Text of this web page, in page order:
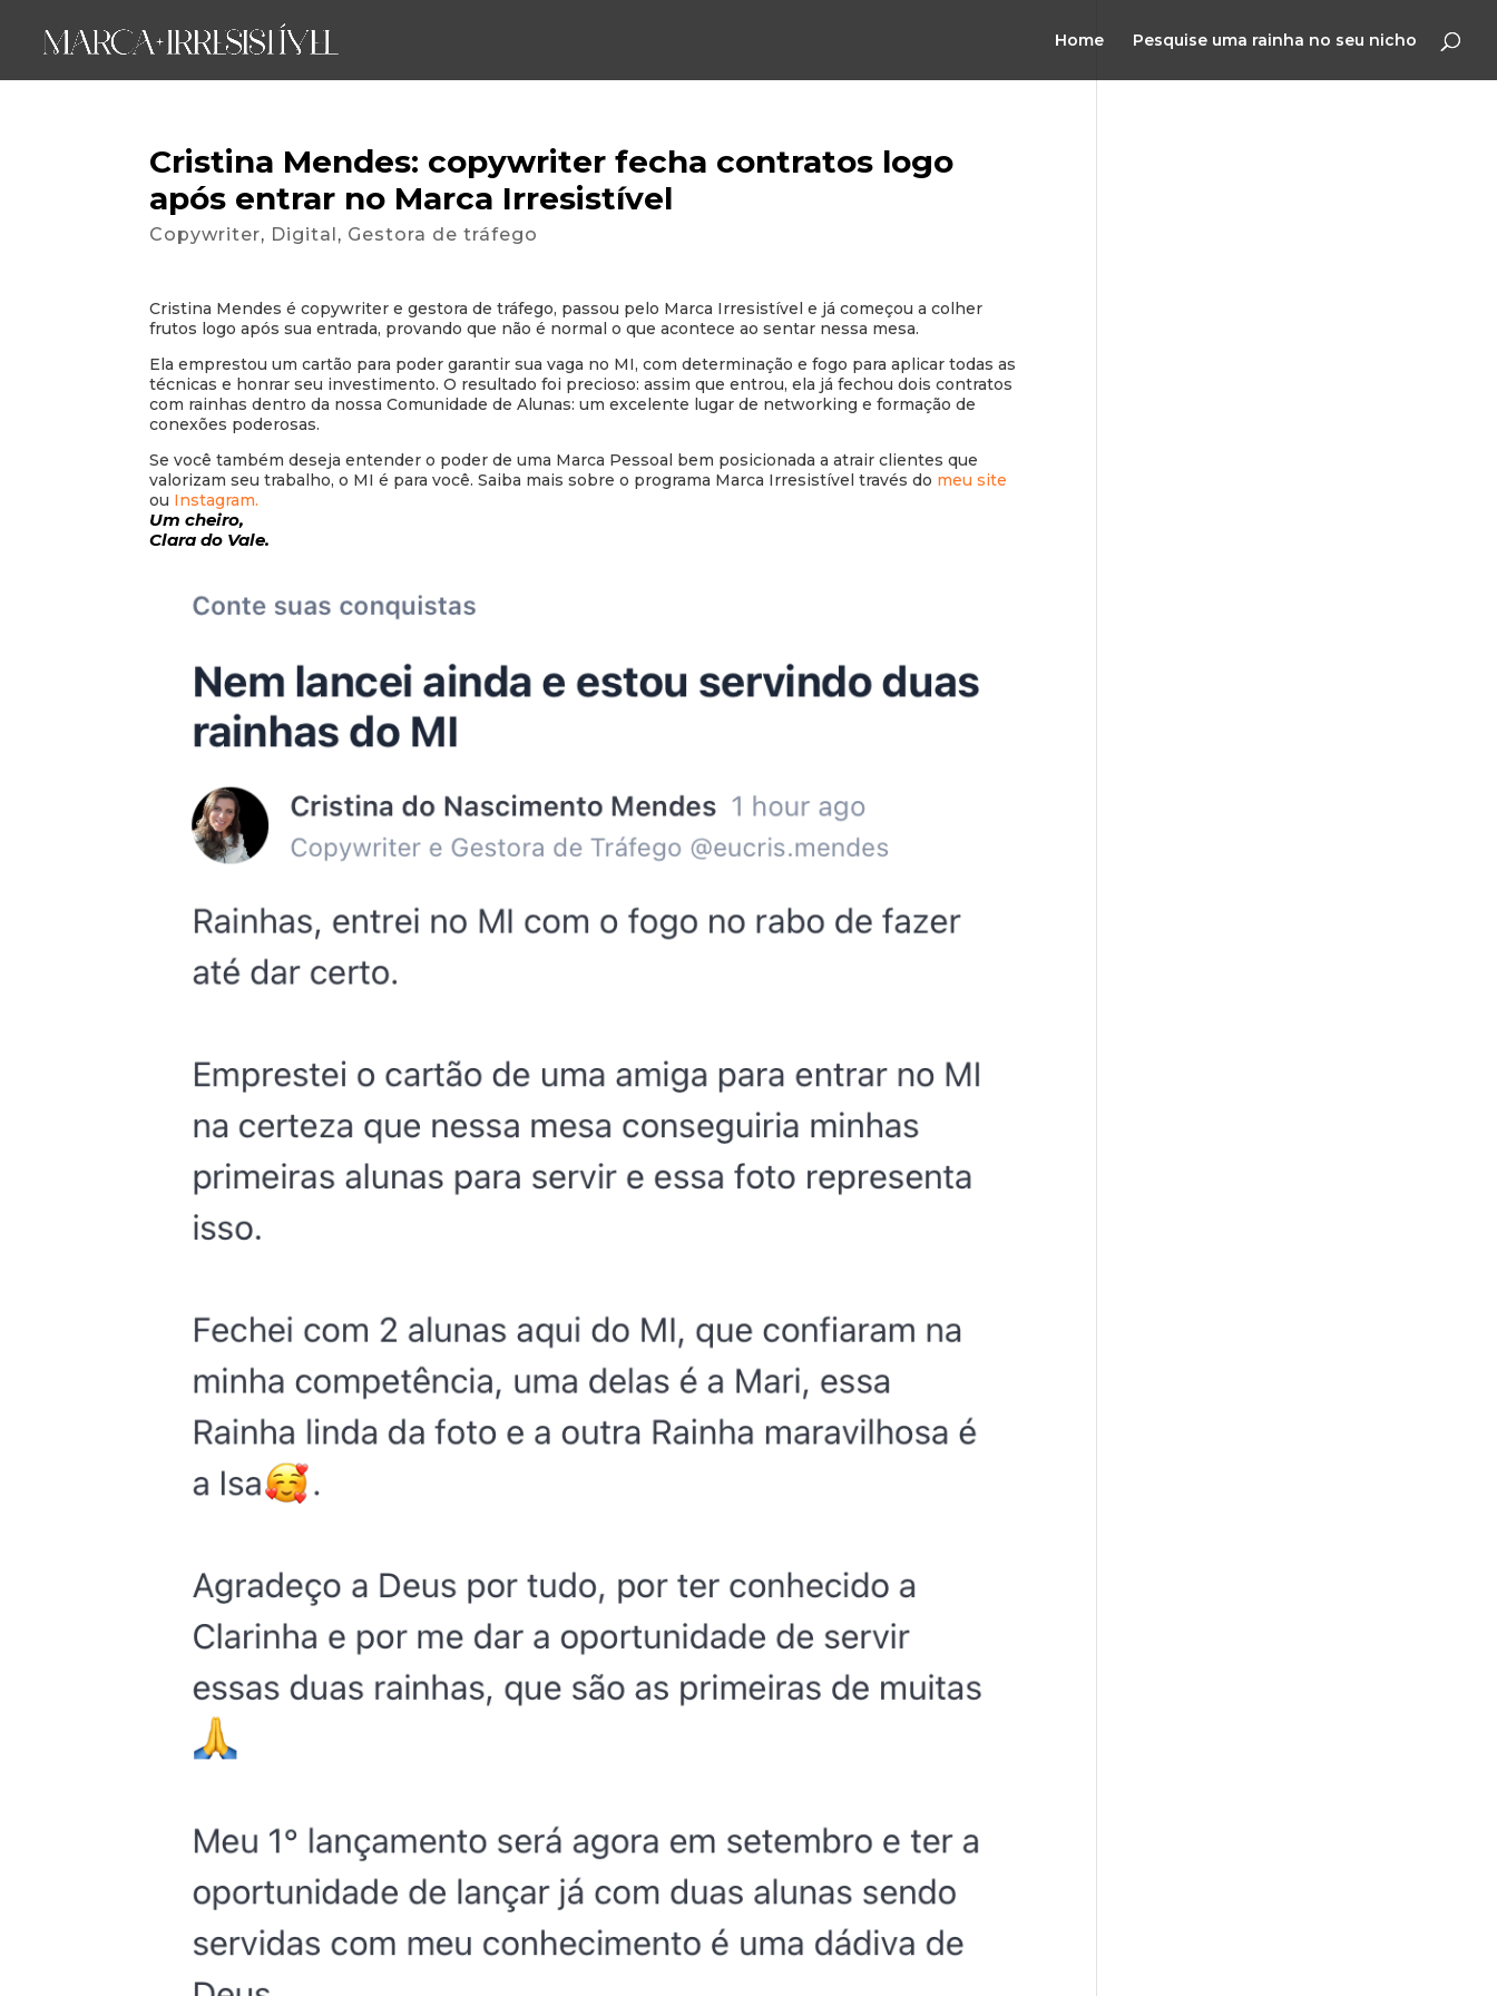
Home Pesquise uma rainha no seu nicho
Cristina Mendes: copywriter fecha contratos logo
após entrar no Marca Irresistível
Copywriter, Digital, Gestora de tráfego
Cristina Mendes é copywriter e gestora de tráfego, passou pelo Marca Irresistível e já começou a colher
frutos logo após sua entrada, provando que não é normal o que acontece ao sentar nessa mesa.
Ela emprestou um cartão para poder garantir sua vaga no MI, com determinação e fogo para aplicar todas as
técnicas e honrar seu investimento. O resultado foi precioso: assim que entrou, ela já fechou dois contratos
com rainhas dentro da nossa Comunidade de Alunas: um excelente lugar de networking e formação de
conexões poderosas.
Se você também deseja entender o poder de uma Marca Pessoal bem posicionada a atrair clientes que
valorizam seu trabalho, o MI é para você. Saiba mais sobre o programa Marca Irresistível través do meu site
ou Instagram.
Um cheiro,
Clara do Vale.